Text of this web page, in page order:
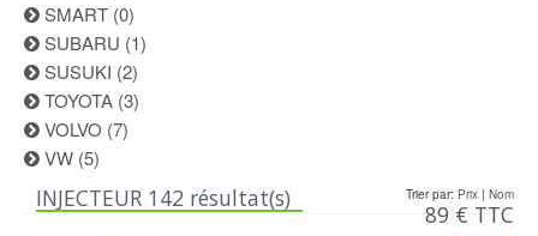
SMART (0)
SUBARU (1)
SUSUKI (2)
TOYOTA (3)
VOLVO (7)
VW (5)
INJECTEUR 142 résultat(s) Trier par: Prix | Nom
89 € TTC